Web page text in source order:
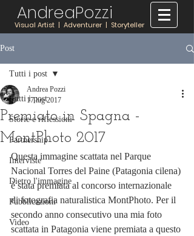
AndreaPozzi
Visual Artist | Adventurer | Storyteller
Post
Tutti i post
Storie e riflessioni
Partnership
Interviste
Dietro l'immagine
Pubblicazioni
Video
Tutti i post
Premiato in Spagna -
MontPhoto 2017
Andrea Pozzi
17 lug 2017
Questa immagine scattata nel Parque
Nacional Torres del Paine (Patagonia cilena)
è stata premiata al concorso internazionale
di fotografia naturalistica MontPhoto. Per il
secondo anno consecutivo una mia foto
scattata in Patagonia viene premiata a questo